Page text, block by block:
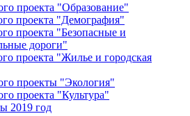
проекта "Образование"
проекта "Демография"
проекта "Безопасные и
дороги"
проекта "Жилье и городская
проекты "Экология"
проекта "Культура"
2019 год